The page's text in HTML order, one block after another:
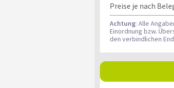
Preise je nach
Achtung: Alle
Einordnung bzw.
den verbindlichen